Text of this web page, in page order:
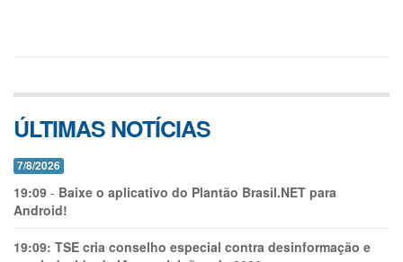
ÚLTIMAS NOTÍCIAS
7/8/2026
19:09 - Baixe o aplicativo do Plantão Brasil.NET para
Android!
19:09: TSE cria conselho especial contra desinformação e